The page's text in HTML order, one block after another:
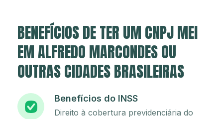
BENEFÍCIOS DE TER UM CNPJ MEI
EM ALFREDO MARCONDES OU
OUTRAS CIDADES BRASILEIRAS
Benefícios do INSS
Direito à cobertura previdenciária do